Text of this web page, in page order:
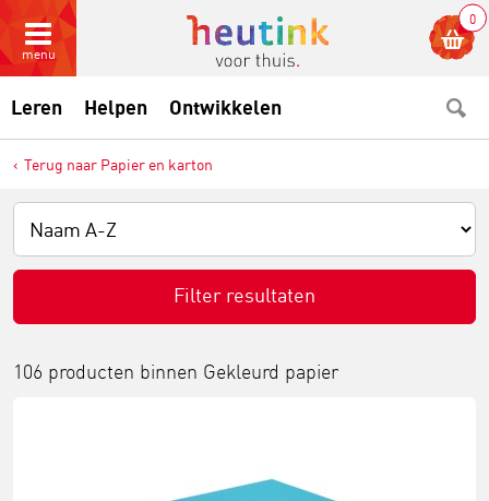
menu
0
Leren Helpen Ontwikkelen
Terug naar Papier en karton
Filter resultaten
106 producten binnen Gekleurd papier